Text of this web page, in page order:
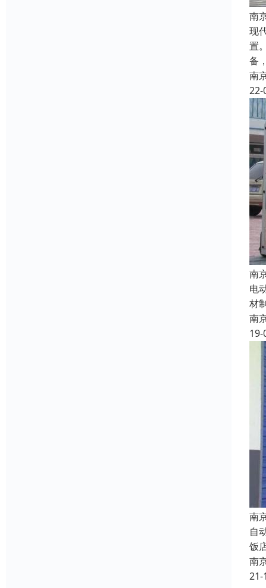
南
现
置
备
南
22-
南
电
材
南
19-
南
自
饭
南
21-